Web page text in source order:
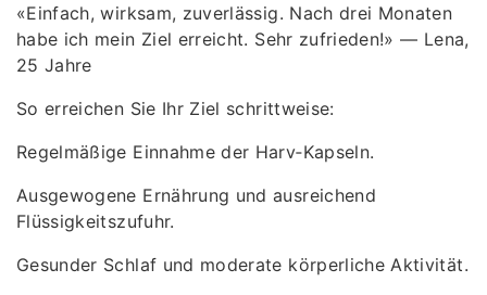
«Einfach, wirksam, zuverlässig. Nach drei Monaten
habe ich mein Ziel erreicht. Sehr zufrieden!» — Lena,
25 Jahre
So erreichen Sie Ihr Ziel schrittweise:
Regelmäßige Einnahme der Harv‑Kapseln.
Ausgewogene Ernährung und ausreichend
Flüssigkeitszufuhr.
Gesunder Schlaf und moderate körperliche Aktivität.